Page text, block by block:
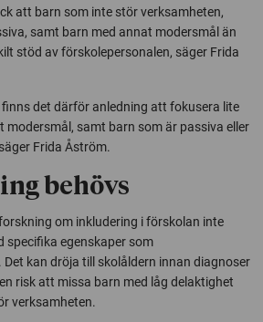
att barn som inte stör verksamheten,
samt barn med annat modersmål än
stöd av förskolepersonalen, säger Frida
det därför anledning att fokusera lite
modersmål, samt barn som är passiva eller
Frida Åström.
behövs
om inkludering i förskolan inte
specifika egenskaper som
kan dröja till skolåldern innan diagnoser
risk att missa barn med låg delaktighet
verksamheten.